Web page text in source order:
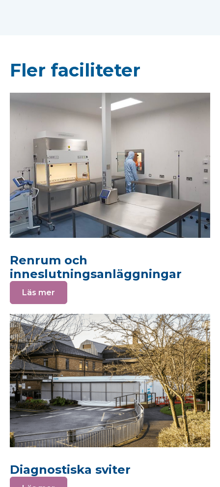
Fler faciliteter
Renrum och
inneslutningsanläggningar
Läs mer
Diagnostiska sviter